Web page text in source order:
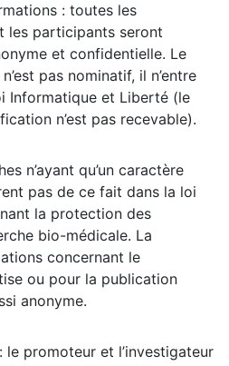
: toutes les
les participants seront
et confidentielle. Le
pas nominatif, il n’entre
Informatique et Liberté (le
n’est pas recevable).
n’ayant qu’un caractère
pas de ce fait dans la loi
la protection des
bio-médicale. La
concernant le
ou pour la publication
anonyme.
promoteur et l’investigateur